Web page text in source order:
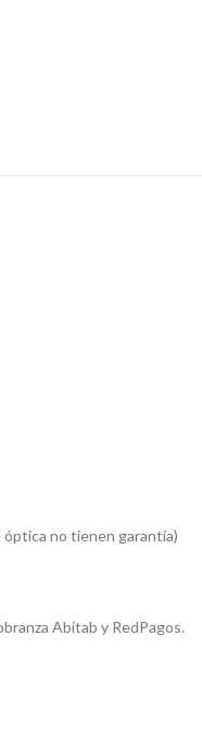
no tienen garantía)
Abitab y RedPagos.